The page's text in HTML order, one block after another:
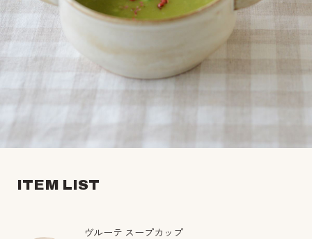
ITEM LIST
ヴルーテ スープカップ